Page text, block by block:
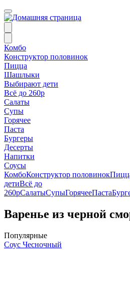
Комбо
Конструктор половинок
Пицца
Шашлыки
Выбирают дети
Всё до 260р
Салаты
Супы
Горячее
Паста
Бургеры
Десерты
Напитки
Соусы
КомбоКонструктор половинок
детиВсё до
260рСалатыСупыГорячееПаста
Варенье из черной
Популярные
Соус Чесночный